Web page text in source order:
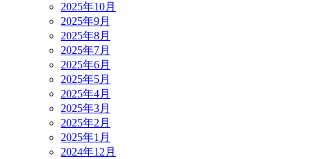
2025年10月
2025年9月
2025年8月
2025年7月
2025年6月
2025年5月
2025年4月
2025年3月
2025年2月
2025年1月
2024年12月